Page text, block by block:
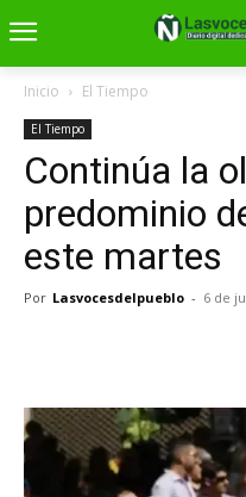
Inicio El Tiempo
El Tiempo
Continúa la
predominio
este martes
Por Lasvocesdelpueblo - 6 de